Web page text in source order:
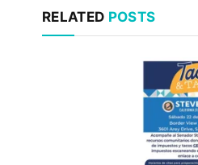
RELATED POSTS